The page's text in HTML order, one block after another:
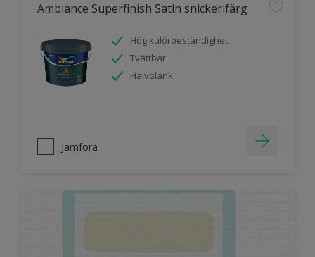
Ambiance Superfinish Satin snickerifärg
Hög kulörbeständighet
Tvättbar
Halvblank
Jämföra